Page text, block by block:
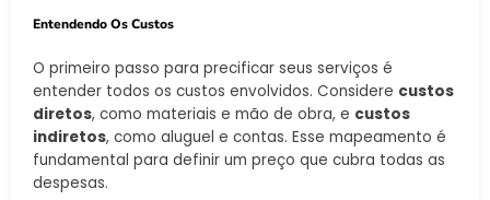
Entendendo Os Custos
O primeiro passo para precificar seus serviços é
entender todos os custos envolvidos. Considere custos
diretos, como materiais e mão de obra, e custos
indiretos, como aluguel e contas. Esse mapeamento é
fundamental para definir um preço que cubra todas as
despesas.